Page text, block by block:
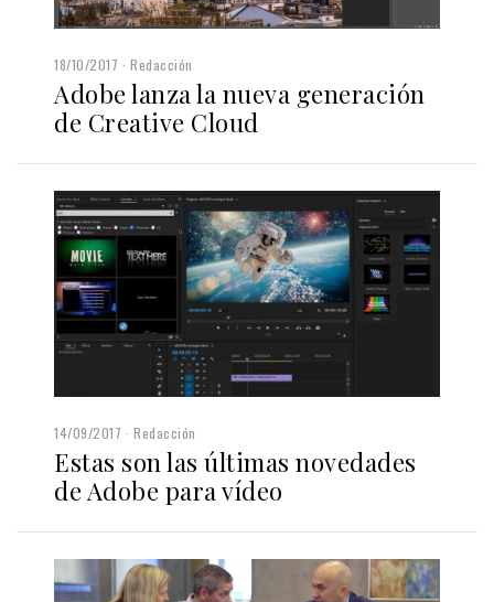
18/10/2017 Redacción
Adobe lanza la nueva generación
de Creative Cloud
14/09/2017 Redacción
Estas son las últimas novedades
de Adobe para vídeo